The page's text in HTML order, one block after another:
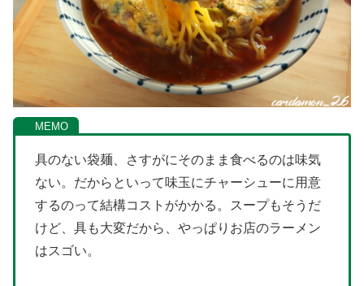
具のない袋麺、さすがにそのまま食べるのは味気
ない。だからといって味玉にチャーシューに用意
するのって結構コストがかかる。スープもそうだ
けど、具も大変だから、やっぱりお店のラーメン
はスゴい。